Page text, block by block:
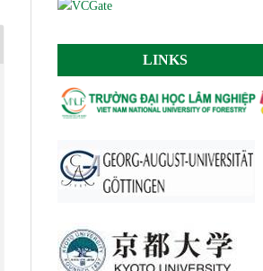
LINKS